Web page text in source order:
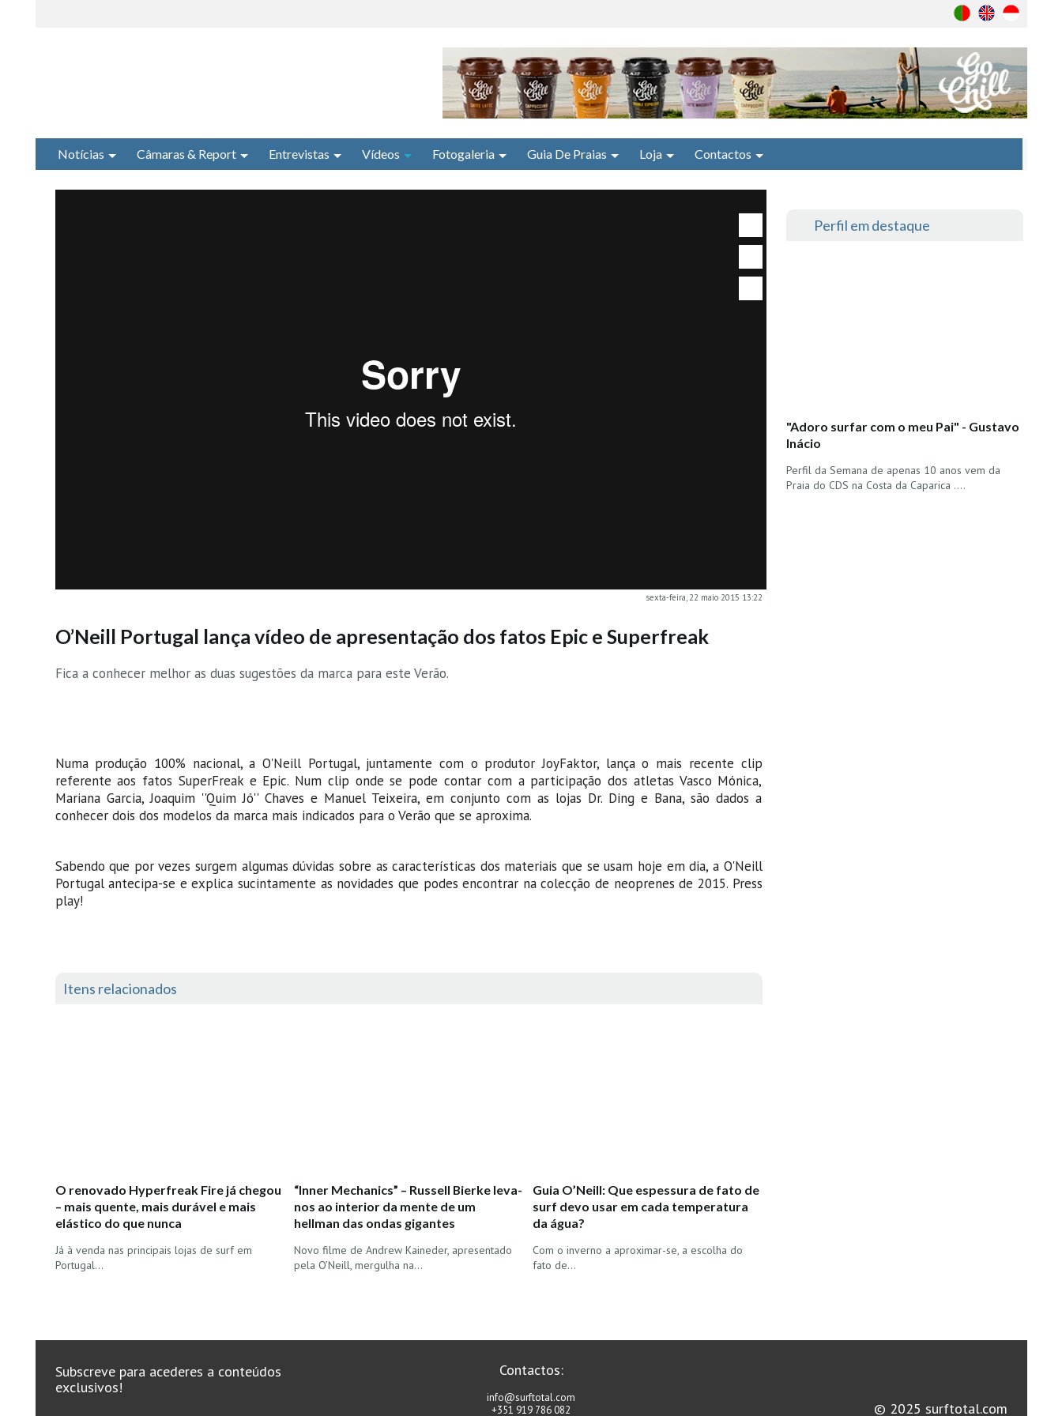
Notícias Câmaras & Report Entrevistas Vídeos Fotogaleria Guia De Praias Loja Contactos
sexta-feira, 22 maio 2015 13:22
O’Neill Portugal lança vídeo de apresentação dos fatos Epic e Superfreak
Fica a conhecer melhor as duas sugestões da marca para este Verão.
Numa produção 100% nacional, a O'Neill Portugal, juntamente com o produtor JoyFaktor, lança o mais recente clip
referente aos fatos SuperFreak e Epic. Num clip onde se pode contar com a participação dos atletas Vasco Mónica,
Mariana Garcia, Joaquim ''Quim Jó'' Chaves e Manuel Teixeira, em conjunto com as lojas Dr. Ding e Bana, são dados a
conhecer dois dos modelos da marca mais indicados para o Verão que se aproxima.
Sabendo que por vezes surgem algumas dúvidas sobre as características dos materiais que se usam hoje em dia, a O'Neill
Portugal antecipa-se e explica sucintamente as novidades que podes encontrar na colecção de neoprenes de 2015. Press
play!
Itens relacionados
O renovado Hyperfreak Fire já chegou
– mais quente, mais durável e mais
elástico do que nunca
Já à venda nas principais lojas de surf em
Portugal...
“Inner Mechanics” – Russell Bierke leva-
nos ao interior da mente de um
hellman das ondas gigantes
Novo filme de Andrew Kaineder, apresentado
pela O’Neill, mergulha na…
Guia O’Neill: Que espessura de fato de
surf devo usar em cada temperatura
da água?
Com o inverno a aproximar-se, a escolha do
fato de…
Perfil em destaque
"Adoro surfar com o meu Pai" - Gustavo
Inácio
Perfil da Semana de apenas 10 anos vem da
Praia do CDS na Costa da Caparica ....
Subscreve para acederes a conteúdos
exclusivos!
Contactos:
info@surftotal.com
+351 919 786 082
© 2025 surftotal.com